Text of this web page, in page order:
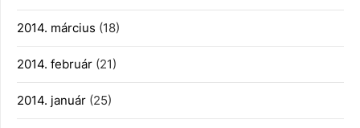
2014. március (18)
2014. február (21)
2014. január (25)